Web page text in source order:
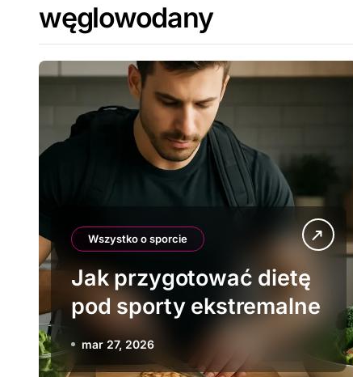
węglowodany
Wszystko o sporcie
Jak przygotować dietę
pod sporty ekstremalne
mar 27, 2026